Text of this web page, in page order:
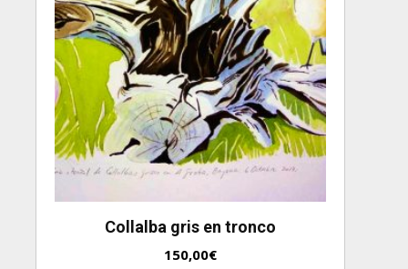
Collalba gris en tronco
150,00€